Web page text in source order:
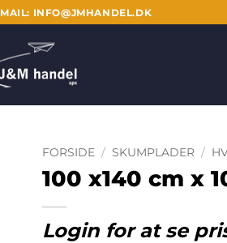
MAIL: INFO@JMHANDEL.DK
FORSIDE / SKUMPLADER /
100 x140 cm x
Login for at se